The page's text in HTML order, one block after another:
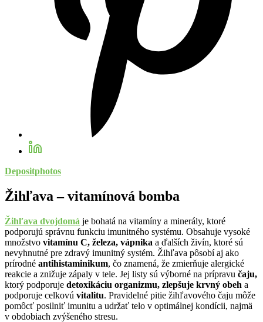
Depositphotos
Žihľava – vitamínová bomba
Žihľava dvojdomá je bohatá na vitamíny a minerály, ktoré
podporujú správnu funkciu imunitného systému. Obsahuje vysoké
množstvo vitamínu C, železa, vápnika a ďalších živín, ktoré sú
nevyhnutné pre zdravý imunitný systém. Žihľava pôsobí aj ako
prírodné antihistaminikum, čo znamená, že zmierňuje alergické
reakcie a znižuje zápaly v tele. Jej listy sú výborné na prípravu čaju,
ktorý podporuje detoxikáciu organizmu, zlepšuje krvný obeh a
podporuje celkovú vitalitu. Pravidelné pitie žihľavového čaju môže
pomôcť posilniť imunitu a udržať telo v optimálnej kondícii, najmä
v obdobiach zvýšeného stresu.